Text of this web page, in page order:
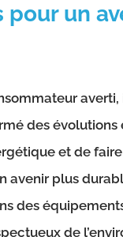
pour un
averti,
des évolutions
et de
avenir plus
des
de